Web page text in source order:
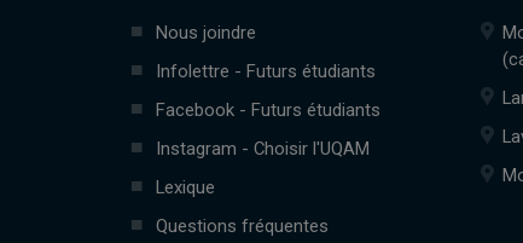
Nous joindre
Infolettre - Futurs étudiants
Facebook - Futurs étudiants
Instagram - Choisir l'UQAM
Lexique
Questions fréquentes